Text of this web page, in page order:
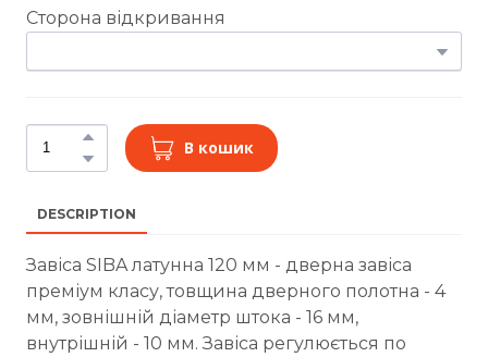
Сторона відкривання
В кошик
DESCRIPTION
Завіса SIBA латунна 120 мм - дверна завіса
преміум класу, товщина дверного полотна - 4
мм, зовнішній діаметр штока - 16 мм,
внутрішній - 10 мм. Завіса регулюється по